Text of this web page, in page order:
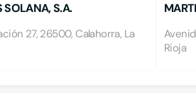
SOLANA, S.A.
27, 26500, Calahorra, La
Rioja